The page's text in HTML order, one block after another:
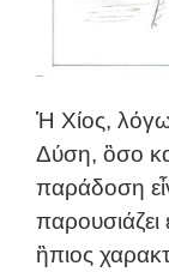
Ἡ Χίος,
Δύση, ὃσο
παράδοση
παρουσιάζει
ἣπιος